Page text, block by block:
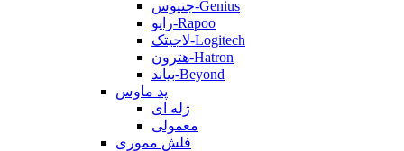
جنیوس-Genius
راپو-Rapoo
لاجیتک-Logitech
هترون-Hatron
بیاند-Beyond
پد ماوس
ژله ای
معمولی
فلش مموری